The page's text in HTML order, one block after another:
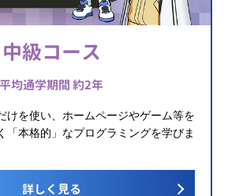
中級コース
平均通学期間 約2年
けを使い、ホームページやゲーム等を
「本格的」なプログラミングを学びま
詳しく見る